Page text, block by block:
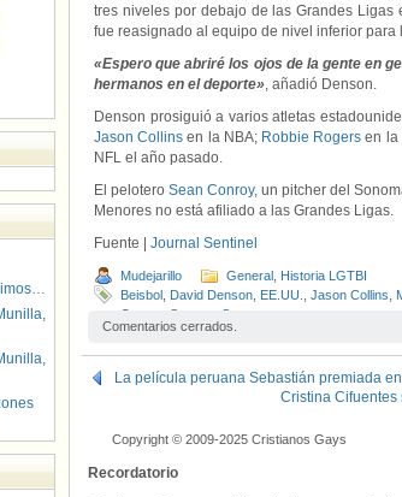
tres niveles por debajo de las Grandes
fue reasignado al equipo de nivel inferior
«Espero que abriré los ojos de la gente en
hermanos en el deporte», añadió Denson.
Denson prosiguió a varios atletas
Jason Collins en la NBA; Robbie Rogers en la
NFL el año pasado.
El peloteroSean Conroy, un pitcher del
Menores no está afiliado a las Grandes Ligas.
Fuente | Journal Sentinel
Mudejarillo General Historia LGTBI
Beisbol David Denson EE.UU. Jason Collins
Conroy
Sonoma Stompers
Comentarios cerrados.
La película peruana Sebastián premiada
Cristina Cifuentes
Copyright © 2009-2025 Cristianos Gays
Recordatorio